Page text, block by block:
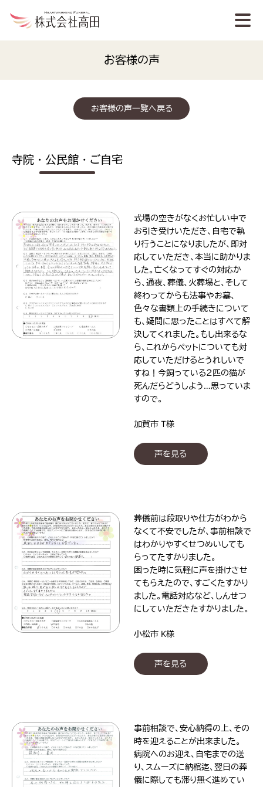
お客様の声
お客様の声一覧へ戻る
寺院・公民館・ご自宅
式場の空きがなくお忙しい中で
お引き受けいただき、自宅で執
り行うことになりましたが、即対
応していただき、本当に助かりま
した。亡くなってすぐの対応か
ら、通夜、葬儀、火葬場と、そして
終わってからも法事やお墓、
色々な書類上の手続きについて
も、疑問に思ったことはすべて解
決してくれました。もし出来るな
ら、これからペットについても対
応していただけるとうれしいで
すね！今飼っている２匹の猫が
死んだらどうしよう…思っていま
すので。
加賀市 T様
声を見る
葬儀前は段取りや仕方がわから
なくて不安でしたが、事前相談で
はわかりやすくせつめいしても
らってたすかりました。
困った時に気軽に声を掛けさせ
てもらえたので、すごくたすかり
ました。電話対応など、しんせつ
にしていただきたすかりました。
小松市 K様
声を見る
事前相談で、安心納得の上、その
時を迎えることが出来ました。
病院へのお迎え、自宅までの送
り、スムーズに納棺迄、翌日の葬
儀に際しても滞り無く進めてい